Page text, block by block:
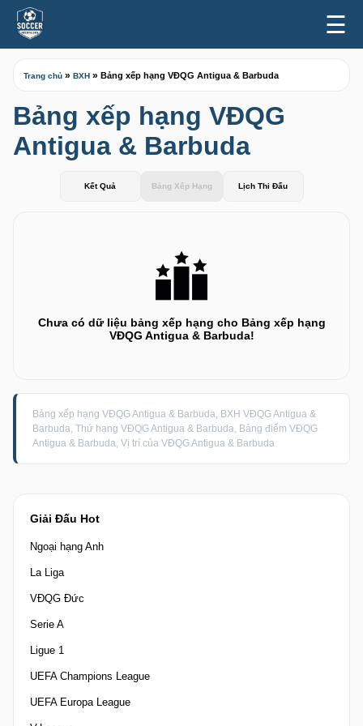
☰
Giải Đấu Hot
Ngoại hạng Anh
La Liga
VĐQG Đức
Serie A
Ligue 1
UEFA Champions League
UEFA Europa League
Trang chủ » BXH » Bảng xếp hạng VĐQG Antigua & Barbuda
Bảng xếp hạng VĐQG
Antigua & Barbuda
Kết Quả Bảng Xếp Hạng Lịch Thi Đấu
Chưa có dữ liệu bảng xếp hạng cho Bảng xếp hạng
VĐQG Antigua & Barbuda!
Bảng xếp hạng VĐQG Antigua & Barbuda, BXH VĐQG Antigua &
Barbuda, Thứ hạng VĐQG Antigua & Barbuda, Bảng điểm VĐQG
Antigua & Barbuda, Vị trí của VĐQG Antigua & Barbuda